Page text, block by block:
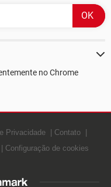
no Chrome
Privacidade
Contato
Configuração de cookies